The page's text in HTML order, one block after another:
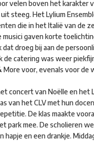
velen boven het karakter
steeg. Het Lylium
die in het Italië van de
musici gaven korte
droeg bij aan de
de catering was weer
More voor, evenals voor de
concert van Noëlle en het
van het CLV met hun
De klas maakte
park mee. De scholieren
hapje en een drankje.